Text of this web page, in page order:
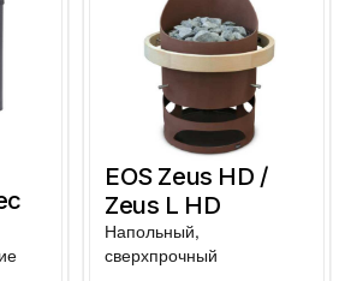
EOS Zeus HD /
Zeus L HD
Напольный,
сверхпрочный